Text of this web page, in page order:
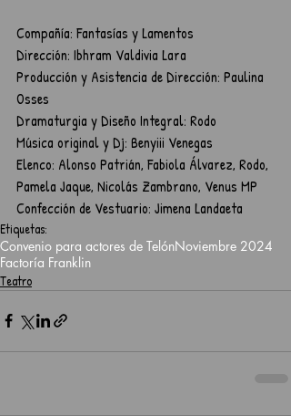
Compañía: Fantasías y Lamentos
Dirección: Ibhram Valdivia Lara
Producción y Asistencia de Dirección: Paulina
Osses
Dramaturgia y Diseño Integral: Rodo
Música original y Dj: Benyiii Venegas
Elenco: Alonso Patrián, Fabiola Álvarez, Rodo,
Pamela Jaque, Nicolás Zambrano, Venus MP
Confección de Vestuario: Jimena Landaeta
Etiquetas:
Convenio para actores de TelónNoviembre 2024
Factoría Franklin
Teatro